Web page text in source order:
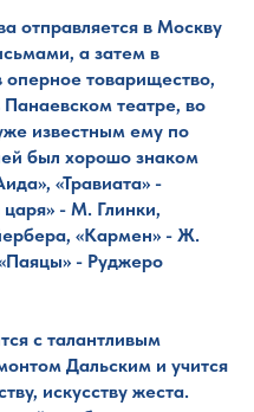
отправляется в Москву
а затем в
оперное товарищество,
Панаевском театре, во
известным ему по
был хорошо знаком
«Травиата» -
- М. Глинки,
«Кармен» - Ж.
- Руджеро
с талантливым
Дальским и учится
искусству жеста.